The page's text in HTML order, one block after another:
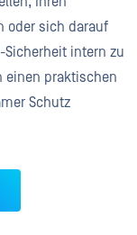
oder sich darauf
intern zu
einen praktischen
Schutz